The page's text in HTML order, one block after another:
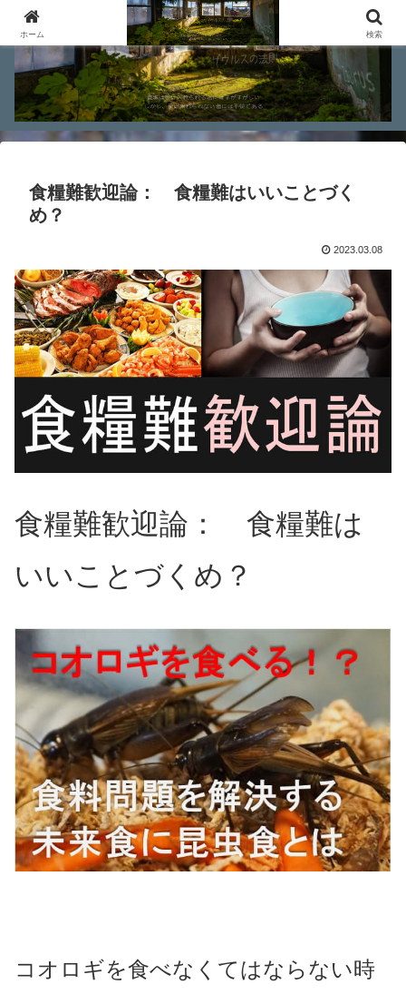
食糧難歓迎論： 食糧難はいいことづく
め？
2023.03.08
食糧難歓迎論： 食糧難は
いいことづくめ？
コオロギを食べなくてはならない時
ホーム 検索